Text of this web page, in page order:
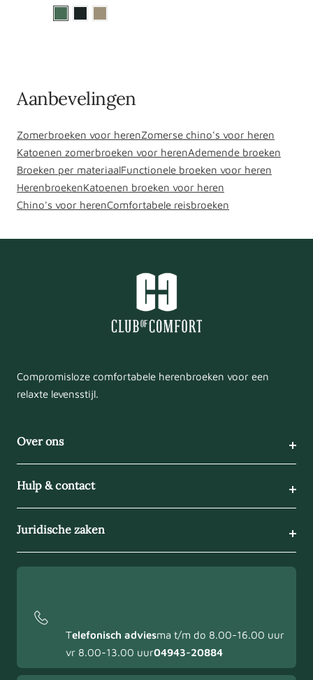
Aanbevelingen
Zomerbroeken voor herenZomerse chino's voor heren
Katoenen zomerbroeken voor herenAdemende broeken
Broeken per materiaalFunctionele broeken voor heren
HerenbroekenKatoenen broeken voor heren
Chino's voor herenComfortabele reisbroeken
Compromisloze comfortabele herenbroeken voor een
relaxte levensstijl.
Over ons
Hulp & contact
Juridische zaken
Telefonisch adviesma t/m do 8.00-16.00 uur
vr 8.00-13.00 uur04943-20884